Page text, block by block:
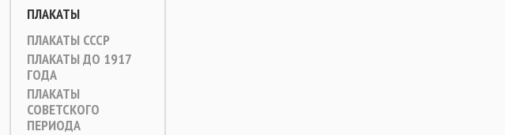
ПЛАКАТЫ
ПЛАКАТЫ СССР
ПЛАКАТЫ ДО 1917
ГОДА
ПЛАКАТЫ
СОВЕТСКОГО
ПЕРИОДА